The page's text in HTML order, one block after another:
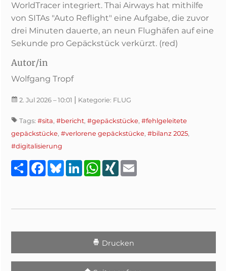
WorldTracer integriert. Thai Airways hat mithilfe
von SITAs "Auto Reflight" eine Aufgabe, die zuvor
drei Minuten dauerte, an neun Flughäfen auf eine
Sekunde pro Gepäckstück verkürzt. (red)
Autor/in
Wolfgang Tropf
2. Jul 2026 – 10:01 | Kategorie: FLUG
Tags: #sita, #bericht, #gepäckstücke, #fehlgeleitete
gepäckstücke, #verlorene gepäckstücke, #bilanz 2025,
#digitalisierung
TeilenFacebook
BlueskyLinkedInWhatsApp
XING
Drucken